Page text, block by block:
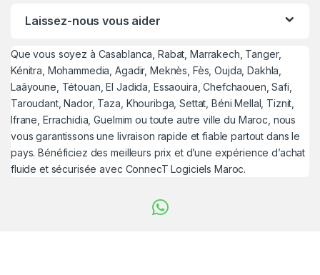
Laissez-nous vous aider
Que vous soyez à Casablanca, Rabat, Marrakech, Tanger,
Kénitra, Mohammedia, Agadir, Meknès, Fès, Oujda, Dakhla,
Laâyoune, Tétouan, El Jadida, Essaouira, Chefchaouen, Safi,
Taroudant, Nador, Taza, Khouribga, Settat, Béni Mellal, Tiznit,
Ifrane, Errachidia, Guelmim ou toute autre ville du Maroc, nous
vous garantissons une livraison rapide et fiable partout dans le
pays. Bénéficiez des meilleurs prix et d’une expérience d’achat
fluide et sécurisée avec ConnecT Logiciels Maroc.